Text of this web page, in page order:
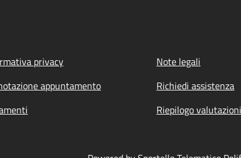
privacy
Note legali
appuntamento
Richiedi assistenza
Riepilogo valutazioni